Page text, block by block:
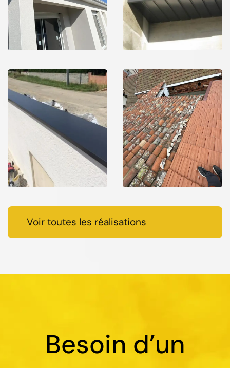
Voir toutes les réalisations
Besoin d’un